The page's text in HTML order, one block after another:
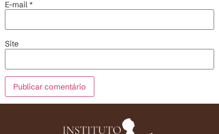
E-mail *
Site